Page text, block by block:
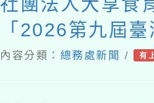
「2026第九屆
大賽『年年午海
內容分類： 總務處新聞 / 有